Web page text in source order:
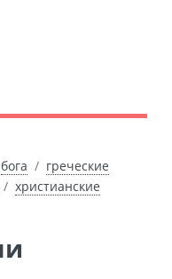
бога
греческие
христианские